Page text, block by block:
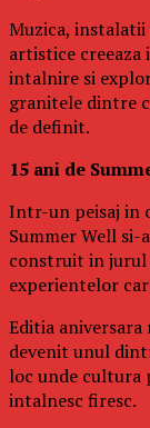
Muzica,
artistice creeaza
intalnire si
granitele dintre
de definit.
15 ani de
Intr-un peisaj in
Summer Well
construit in
experientelor
Editia aniversara
devenit unul
loc unde cultura
intalnesc firesc.